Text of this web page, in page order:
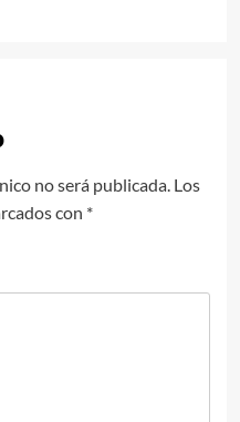
no será publicada. Los
con *